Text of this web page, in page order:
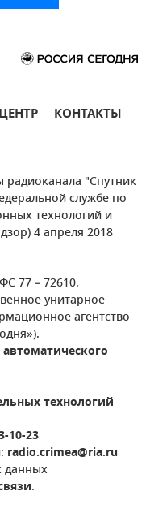
КОНТАКТЫ
"Спутник
службе по
технологий и
4 апреля 2018
77 – 72610.
унитарное
агентство
технологий
10-23
radio.crimea@ria.ru
данных
.